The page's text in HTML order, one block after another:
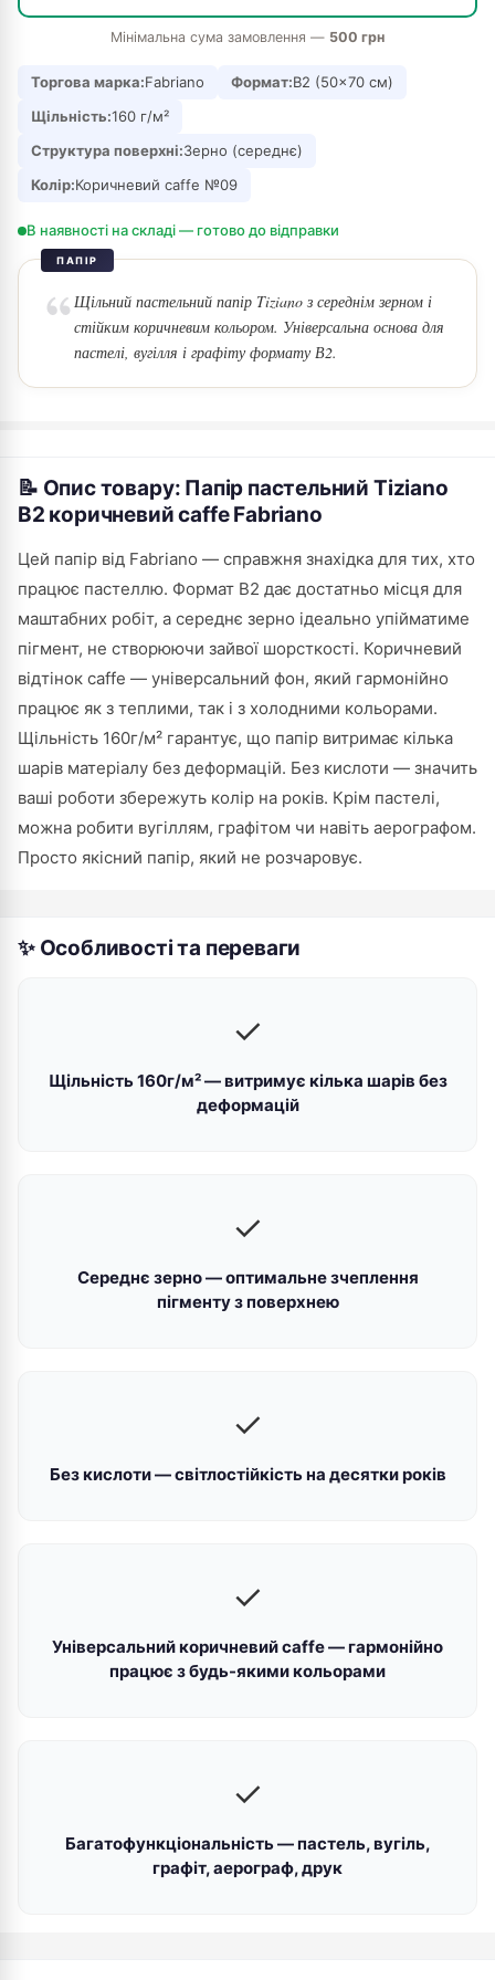
Мінімальна сума замовлення — 500 грн
Торгова марка:Fabriano Формат:В2 (50×70 см)
Щільність:160 г/м²
Структура поверхні:Зерно (середнє)
Колір:Коричневий caffe №09
В наявності на складі — готово до відправки
ПАПІР
Щільний пастельний папір Tiziano з середнім зерном і
стійким коричневим кольором. Універсальна основа для
пастелі, вугілля і графіту формату В2.
📝 Опис товару: Папір пастельний Tiziano
B2 коричневий caffe Fabriano
Цей папір від Fabriano — справжня знахідка для тих, хто
працює пастеллю. Формат В2 дає достатньо місця для
маштабних робіт, а середнє зерно ідеально упійматиме
пігмент, не створюючи зайвої шорсткості. Коричневий
відтінок caffe — універсальний фон, який гармонійно
працює як з теплими, так і з холодними кольорами.
Щільність 160г/м² гарантує, що папір витримає кілька
шарів матеріалу без деформацій. Без кислоти — значить
ваші роботи збережуть колір на років. Крім пастелі,
можна робити вугіллям, графітом чи навіть аерографом.
Просто якісний папір, який не розчаровує.
✨ Особливості та переваги
✓
Щільність 160г/м² — витримує кілька шарів без
деформацій
✓
Середнє зерно — оптимальне зчеплення
пігменту з поверхнею
✓
Без кислоти — світлостійкість на десятки років
✓
Універсальний коричневий caffe — гармонійно
працює з будь-якими кольорами
✓
Багатофункціональність — пастель, вугіль,
графіт, аерограф, друк